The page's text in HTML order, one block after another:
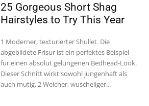
25 Gorgeous Short Shag
Hairstyles to Try This Year
1 Moderner, texturierter Shullet. Die
abgebildete Frisur ist ein perfektes Beispiel
für einen absolut gelungenen Bedhead-Look.
Dieser Schnitt wirkt sowohl jungenhaft als
auch mutig. 2 Weicher, wuscheliger...